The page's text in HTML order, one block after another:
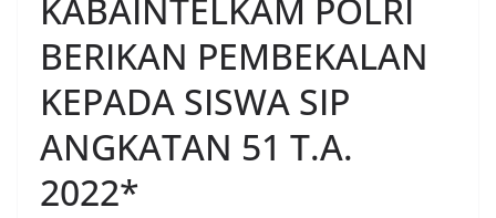
KABAINTELKAM POLRI
BERIKAN PEMBEKALAN
KEPADA SISWA SIP
ANGKATAN 51 T.A.
2022*